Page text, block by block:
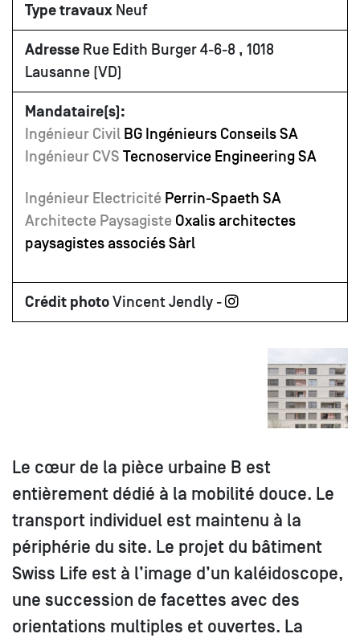
Le cœur de la pièce urbaine B est
entièrement dédié à la mobilité douce. Le
transport individuel est maintenu à la
périphérie du site. Le projet du bâtiment
Swiss Life est à l’image d’un kaléidoscope,
une succession de facettes avec des
orientations multiples et ouvertes. La
Type travaux Neuf
Adresse Rue Edith Burger 4-6-8 , 1018
Lausanne (VD)
Mandataire(s):
Ingénieur Civil BG Ingénieurs Conseils SA
Ingénieur CVS Tecnoservice Engineering SA
Ingénieur Electricité Perrin-Spaeth SA
Architecte Paysagiste Oxalis architectes
paysagistes associés Sàrl
Crédit photoVincent Jendly -